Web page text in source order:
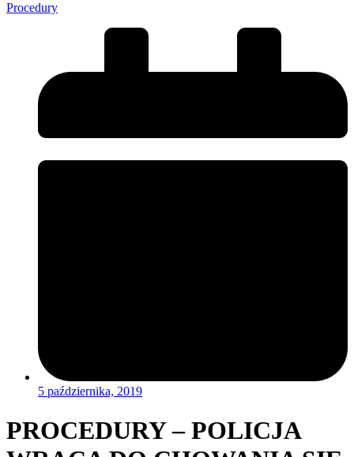
Procedury
5 października, 2019
PROCEDURY – POLICJA